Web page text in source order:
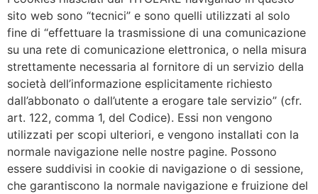
sito web sono “tecnici” e sono quelli utilizzati al solo
fine di “effettuare la trasmissione di una comunicazione
su una rete di comunicazione elettronica, o nella misura
strettamente necessaria al fornitore di un servizio della
società dell’informazione esplicitamente richiesto
dall’abbonato o dall’utente a erogare tale servizio” (cfr.
art. 122, comma 1, del Codice). Essi non vengono
utilizzati per scopi ulteriori, e vengono installati con la
normale navigazione nelle nostre pagine. Possono
essere suddivisi in cookie di navigazione o di sessione,
che garantiscono la normale navigazione e fruizione del